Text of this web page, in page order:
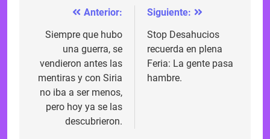
Navegación
de
entradas
Anterior:
Siempre que hubo
una guerra, se
vendieron antes las
mentiras y con Siria
no iba a ser menos,
pero hoy ya se las
descubrieron.
Siguiente:
Stop Desahucios
recuerda en plena
Feria: La gente pasa
hambre.